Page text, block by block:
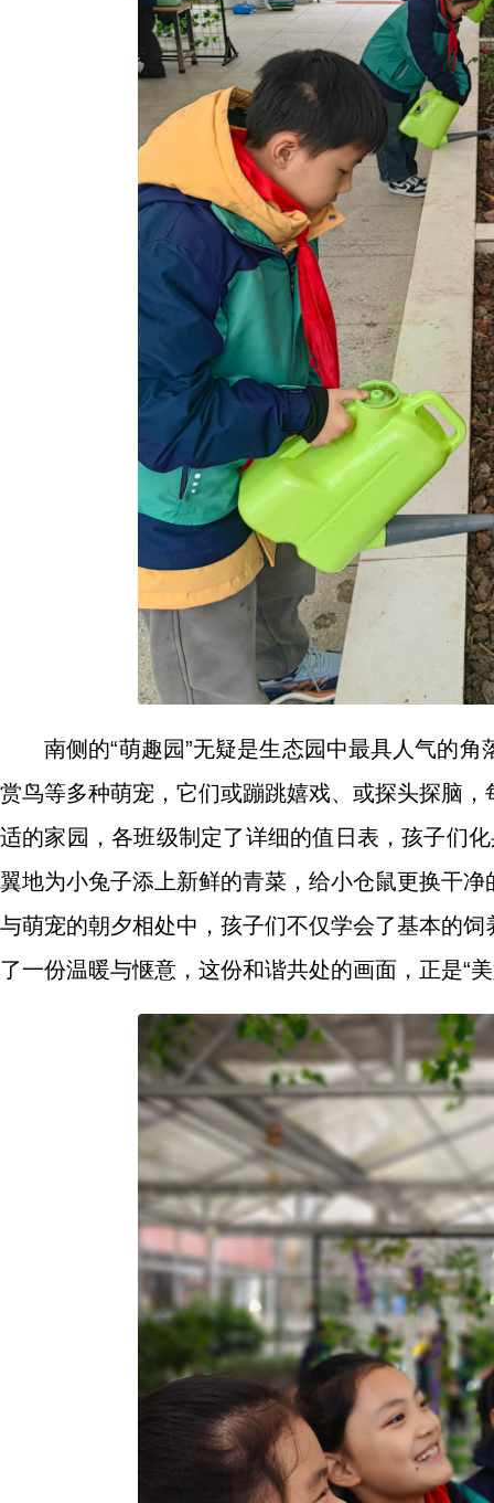
南侧的“萌趣园”无疑是生态园中最具人气的
赏鸟等多种萌宠，它们或蹦跳嬉戏、或探头探脑
适的家园，各班级制定了详细的值日表，孩子们
翼地为小兔子添上新鲜的青菜，给小仓鼠更换干
与萌宠的朝夕相处中，孩子们不仅学会了基本的
了一份温暖与惬意，这份和谐共处的画面，正是“